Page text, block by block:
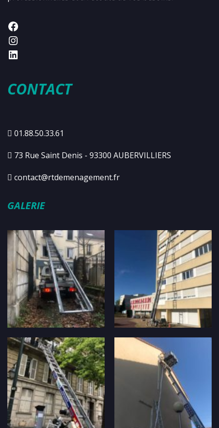
CONTACT
01.88.50.33.61
73 Rue Saint Denis - 93300 AUBERVILLIERS
contact@rtdemenagement.fr
GALERIE